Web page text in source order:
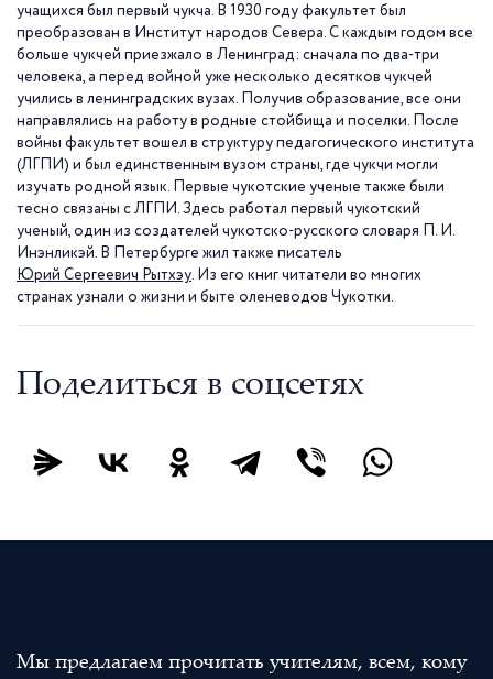
учащихся был первый чукча. В 1930 году факультет был
преобразован в Институт народов Севера. С каждым годом все
больше чукчей приезжало в Ленинград: сначала по два-­три
человека, а перед войной уже несколько десятков чукчей
учились в ленинградских вузах. Получив образование, все они
направлялись на работу в родные стойбища и поселки. После
войны факультет вошел в структуру педагогического института
(ЛГПИ) и был единственным вузом страны, где чукчи могли
изучать родной язык. Первые чукотские ученые также были
тесно связаны с ЛГПИ. Здесь работал первый чукотский
ученый, один из создателей чукотско-русского словаря П. И.
Инэнликэй. В Петербурге жил также писатель
Юрий Сергеевич Рытхэу. Из его книг читатели во многих
странах узнали о жизни и быте оленеводов Чукотки.
Поделиться в соцсетях
Мы предлагаем прочитать учителям, всем, кому